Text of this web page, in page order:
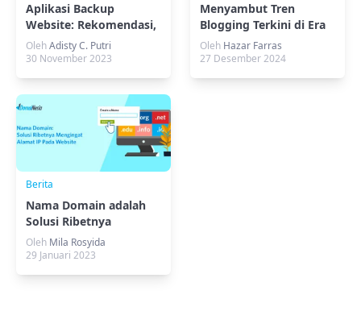
Aplikasi Backup
Website: Rekomendasi,
Fungsi, dan Tips
Memilihnya
OlehAdisty C. Putri
30 November 2023
Menyambut Tren
Blogging Terkini di Era
Digital dengan Cerdas
Oleh Hazar Farras
27 Desember 2024
Berita
Nama Domain adalah
Solusi Ribetnya
Mengingat Alamat IP
Pada Website
Oleh Mila Rosyida
29 Januari 2023